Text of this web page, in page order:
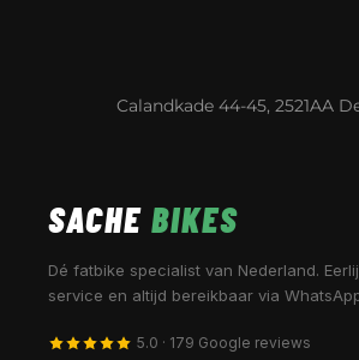
Calandkade 44-45, 2521AA
SACHE BIKES
Dé fatbike specialist van Nederland.
service en altijd bereikbaar via
5.0 · 179 Google reviews